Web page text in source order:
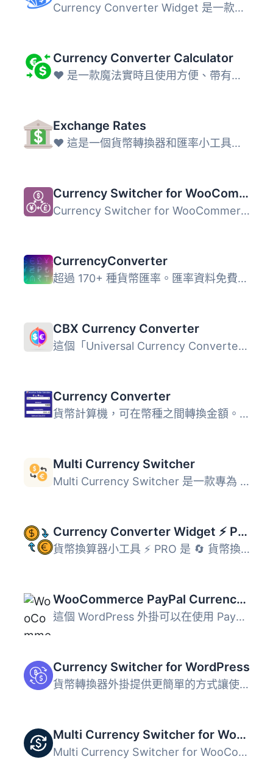
Currency Converter Widget 是一款簡單易用的 WordPress 外掛...
Currency Converter Calculator
❤️‍ 是一款魔法實時且使用方便、帶有精美 UI 的小工具。 包括...
Exchange Rates
❤️‍ 這是一個貨幣轉換器和匯率小工具，使用方便，設計美觀。...
Currency Switcher for WooCommerce
Currency Switcher for WooCommerce 是一款外掛，可以讓您的...
CurrencyConverter
超過 170+ 種貨幣匯率。匯率資料免費，每小時會自動更新。 功...
CBX Currency Converter
這個「Universal Currency Converter and Rate Display」外掛...
Currency Converter
貨幣計算機，可在幣種之間轉換金額。大小、顏色和版面設定可...
Multi Currency Switcher
Multi Currency Switcher 是一款專為 WooCommerce 設計的多幣...
Currency Converter Widget ⚡ PRO
貨幣換算器小工具 ⚡ PRO 是 🔄 貨幣換算器小工具的擴展版本...
WooCommerce PayPal Currency Changer
這個 WordPress 外掛可以在使用 PayPal 結帳後，將目前 WooCo...
Currency Switcher for WordPress
貨幣轉換器外掛提供更簡單的方式讓使用者實時切換不同貨幣，...
Multi Currency Switcher for WooCommerce
Multi Currency Switcher for WooCommerce 外掛能有效解決貨...